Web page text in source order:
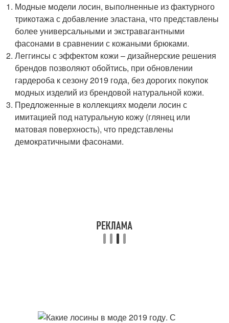
Модные модели лосин, выполненные из фактурного
трикотажа с добавление эластана, что представлены
более универсальными и экстравагантными
фасонами в сравнении с кожаными брюками.
Леггинсы с эффектом кожи – дизайнерские решения
брендов позволяют обойтись, при обновлении
гардероба к сезону 2019 года, без дорогих покупок
модных изделий из брендовой натуральной кожи.
Предложенные в коллекциях модели лосин с
имитацией под натуральную кожу (глянец или
матовая поверхность), что представлены
демократичными фасонами.